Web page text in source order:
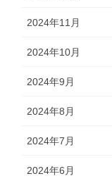
2024年11月
2024年10月
2024年9月
2024年8月
2024年7月
2024年6月